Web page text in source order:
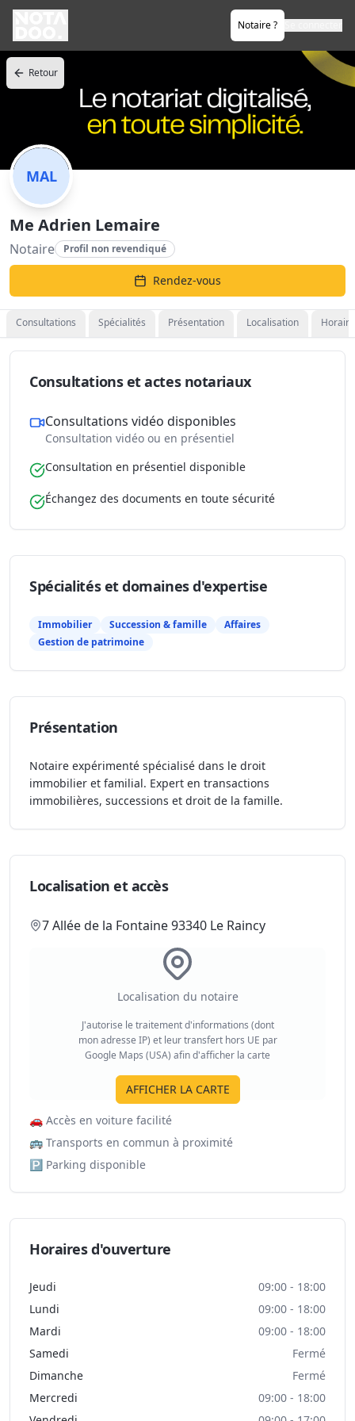
Notaire ?
Retour
MAL
Me Adrien Lemaire
Notaire Profil non revendiqué
Rendez-vous
Consultations Spécialités Présentation Localisation
Consultations et actes notariaux
Consultations vidéo disponibles
Consultation vidéo ou en présentiel
Consultation en présentiel disponible
Échangez des documents en toute sécurité
Spécialités et domaines d'expertise
Immobilier Succession & famille
Affaires
Gestion de patrimoine
Présentation
Notaire expérimenté spécialisé dans le droit
immobilier et familial. Expert en transactions
immobilières, successions et droit de la famille.
Localisation et accès
7 Allée de la Fontaine 93340 Le Raincy
Localisation du notaire
J'autorise le traitement d'informations (dont
mon adresse IP) et leur transfert hors UE par
Google Maps (USA) afin d'afficher la carte
AFFICHER LA CARTE
🚗 Accès en voiture facilité
🚌 Transports en commun à proximité
🅿️ Parking disponible
Horaires d'ouverture
Jeudi
09:00 - 18:00
Lundi
09:00 - 18:00
Mardi
09:00 - 18:00
Samedi
Fermé
Dimanche
Fermé
Mercredi
09:00 - 18:00